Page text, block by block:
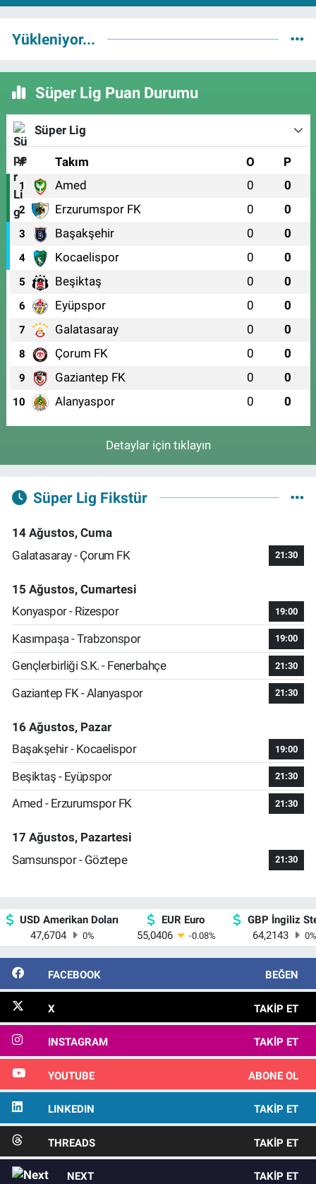
Yükleniyor...
Süper Lig Puan Durumu
Süper Lig
# Takım O P
1 Amed 0 0
2 Erzurumspor FK 0 0
3 Başakşehir 0 0
4 Kocaelispor 0 0
5 Beşiktaş 0 0
6 Eyüpspor 0 0
7 Galatasaray 0 0
8 Çorum FK 0 0
9 Gaziantep FK 0 0
10 Alanyaspor 0 0
Detaylar için tıklayın
Süper Lig Fikstür
14 Ağustos, Cuma
Galatasaray - Çorum FK
21:30
15 Ağustos, Cumartesi
Konyaspor - Rizespor
19:00
Kasımpaşa - Trabzonspor 19:00
Gençlerbirliği S.K. - Fenerbahçe 21:30
Gaziantep FK - Alanyaspor 21:30
16 Ağustos, Pazar
Başakşehir - Kocaelispor
19:00
Beşiktaş - Eyüpspor 21:30
Amed - Erzurumspor FK 21:30
17 Ağustos, Pazartesi
Samsunspor - Göztepe
21:30
USD Amerikan Doları
47,6704
0%
EUR Euro
55,0406
-0.08%
GBP İngiliz
64,2143
0
FACEBOOK BEĞEN
X TAKIP ET
INSTAGRAM TAKIP ET
YOUTUBE ABONE OL
LINKEDIN TAKIP ET
THREADS TAKIP ET
NEXT TAKIP ET